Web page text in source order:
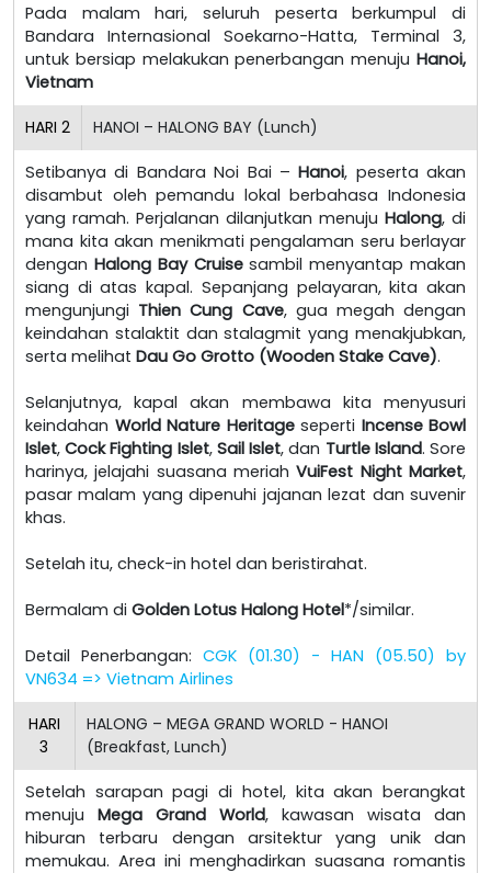
Pada malam hari, seluruh peserta berkumpul di
Bandara Internasional Soekarno-Hatta, Terminal 3,
untuk bersiap melakukan penerbangan menuju Hanoi,
Vietnam
HARI 2 HANOI – HALONG BAY (Lunch)
Setibanya di Bandara Noi Bai –Hanoi, peserta akan
disambut oleh pemandu lokal berbahasa Indonesia
yang ramah. Perjalanan dilanjutkan menuju Halong, di
mana kita akan menikmati pengalaman seru berlayar
dengan Halong Bay Cruisesambil menyantap makan
siang di atas kapal. Sepanjang pelayaran, kita akan
mengunjungi Thien Cung Cave, gua megah dengan
keindahan stalaktit dan stalagmit yang menakjubkan,
serta melihat Dau Go Grotto (Wooden Stake Cave).
Selanjutnya, kapal akan membawa kita menyusuri
keindahan World Nature Heritageseperti Incense Bowl
Islet,Cock Fighting Islet, Sail Islet, dan Turtle Island. Sore
harinya, jelajahi suasana meriahVuiFest Night Market,
pasar malam yang dipenuhi jajanan lezat dan suvenir
khas.
Setelah itu, check-in hotel dan beristirahat.
Bermalam di Golden Lotus Halong Hotel*/similar.
Detail Penerbangan: CGK (01.30) - HAN (05.50) by
VN634 => Vietnam Airlines
HARI
3
HALONG – MEGA GRAND WORLD - HANOI
(Breakfast, Lunch)
Setelah sarapan pagi di hotel, kita akan berangkat
menuju Mega Grand World, kawasan wisata dan
hiburan terbaru dengan arsitektur yang unik dan
memukau. Area ini menghadirkan suasana romantis